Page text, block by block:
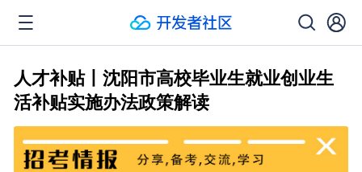
人才补贴丨沈阳市高校毕业生就业创业生
活补贴实施办法政策解读